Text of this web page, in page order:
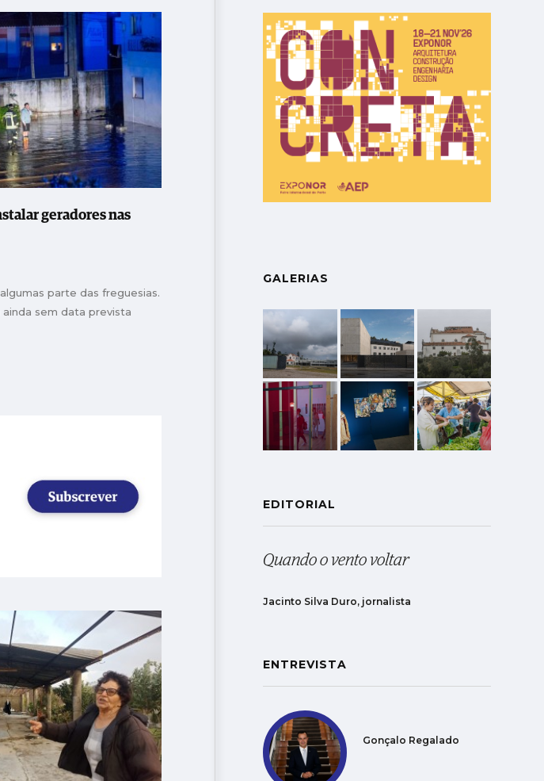
geradores nas
parte das freguesias.
sem data prevista
GALERIAS
EDITORIAL
Quando o vento voltar
Jacinto Silva Duro, jornalista
ENTREVISTA
Gonçalo Regalado